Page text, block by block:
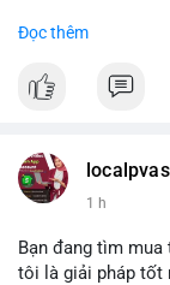
gồm tài liệu toàn
Đăng ký ngay hôm
Đọc thêm
1 h
Bạn đang tìm mua
tôi là giải pháp tốt